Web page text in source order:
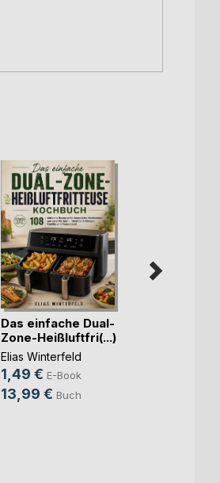
Das einfache Dual-
Zone-Heißluftfri(...)
Elias Winterfeld
1,49 € E-Book
13,99 € Buch